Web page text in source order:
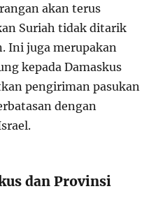
akan terus
Suriah tidak ditarik
Ini juga merupakan
kepada Damaskus
pengiriman pasukan
dengan
dan Provinsi